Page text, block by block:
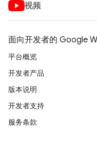
视频
面向开发者的 Google
平台概览
开发者产品
版本说明
开发者支持
服务条款